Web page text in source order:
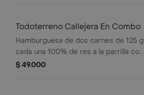
medianas (Corral o cascos) + bebida
Todoterreno Callejera En Combo
Hamburguesa de dos carnes de 125 g
cada una 100% de res a la parrilla con
salsa bbq, tocineta, queso mozzarella,
$ 49.000